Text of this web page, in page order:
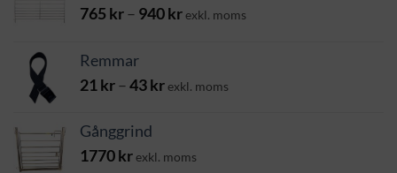
765 kr– 940krPrisintervall:
exkl. moms
Remmar
21kr–43krPrisintervall:
exkl. moms
Gånggrind
1770krexkl. moms